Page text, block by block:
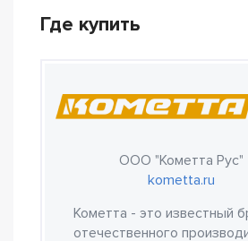
Где купить
ООО "Кометта Рус"
kometta.ru
Кометта - это известный
отечественного